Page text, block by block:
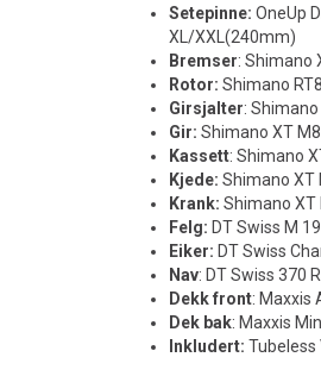
Setepinne: OneUp
XL/XXL(240mm)
Bremser: Shimano
Rotor: Shimano
Girsjalter:
Gir: Shimano XT
Kassett: Shimano
Kjede: Shimano XT
Krank: Shimano
Felg: DT Swiss M
Eiker: DT Swiss
Nav: DT Swiss 370
Dekk front: Maxxis
Dek bak: Maxxis
Inkludert: Tubeless